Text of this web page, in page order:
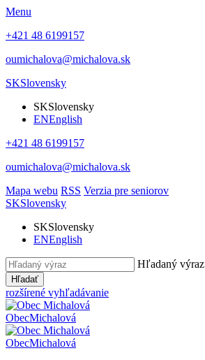
Menu
+421 48 6199157
oumichalova@michalova.sk
SKSlovensky
SKSlovensky
ENEnglish
+421 48 6199157
oumichalova@michalova.sk
Mapa webu RSS Verzia pre seniorov
SKSlovensky
SKSlovensky
ENEnglish
Hľadaný výraz
Hľadať
rozšírené vyhľadávanie
ObecMichalová
ObecMichalová